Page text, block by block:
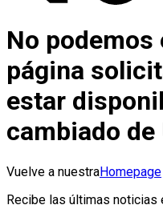
No podemos
página
estar
cambiado de
Vuelve a nuestraHomepage
Recibe las últimas noticias